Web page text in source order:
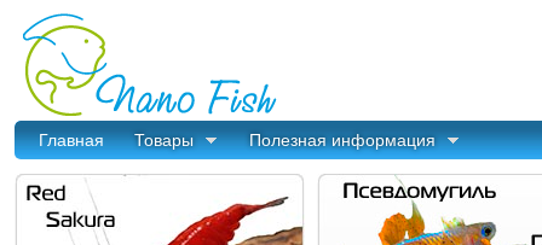
Главная Товары Полезная информация